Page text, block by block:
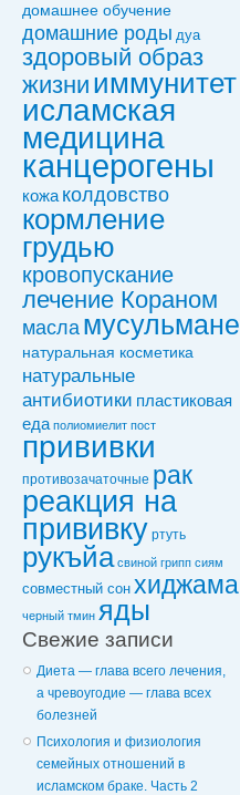
домашнее обучение
домашние роды дуа
здоровый образ
жизни иммунитет
исламская
медицина
канцерогены
кожа колдовствo
кормление
грудью
кровопускание
лечение Кораном
масла мусульмане
натуральная косметика
натуральные
антибиотики пластиковая
еда полиомиелит пост
прививки
противозачаточные рак
реакция на
прививку ртуть
рукъйа свиной грипп сиям
совместный сон хиджама
черный тмин яды
Свежие записи
Диета — глава всего лечения,
а чревоугодие — глава всех
болезней
Психология и физиология
семейных отношений в
исламском браке. Часть 2